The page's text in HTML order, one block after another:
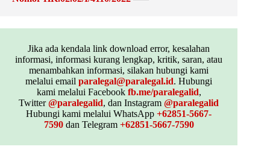
Jika ada kendala link download error, kesalahan
informasi, informasi kurang lengkap, kritik, saran, atau
menambahkan informasi, silakan hubungi kami
melalui emailparalegal@paralegal.id. Hubungi
kami melalui Facebook fb.me/paralegalid,
Twitter@paralegalid, dan Instagram@paralegalid
Hubungi kami melalui WhatsApp+62851-5667-
7590dan Telegram +62851-5667-7590